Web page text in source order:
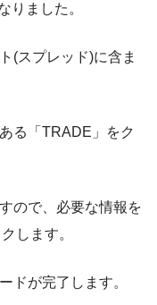
りました。
(スプレッド)に含ま
る「TRADE」をク
ので、必要な情報を
します。
ドが完了します。